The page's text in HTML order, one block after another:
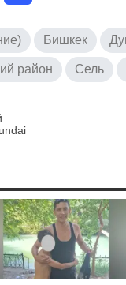
Бишкек
район Сель